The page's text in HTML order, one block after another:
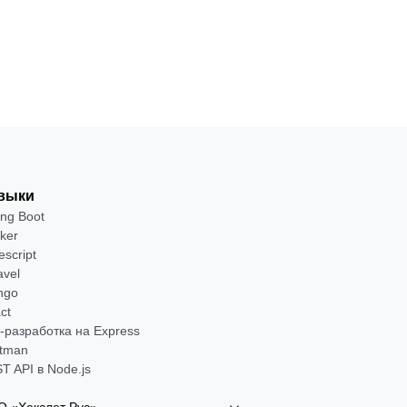
Boot
разработка на Express
API в Node.js